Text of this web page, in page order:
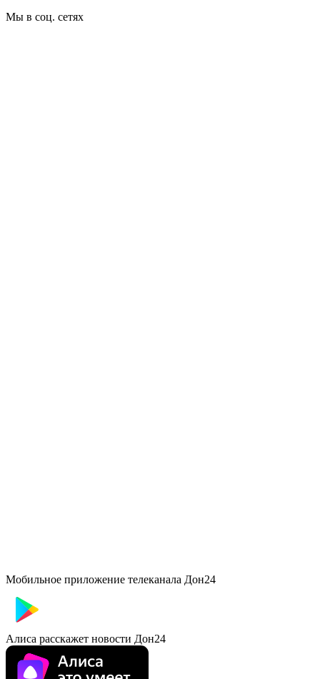
Мы в соц. сетях
Мобильное приложение телеканала Дон24
Алиса расскажет новости Дон24